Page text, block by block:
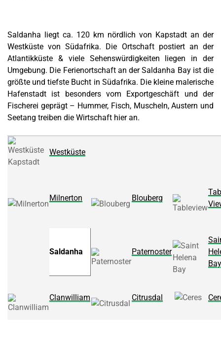
Saldanha liegt ca. 120 km nördlich von Kapstadt an der
Westküste von Südafrika. Die Ortschaft postiert an der
Atlantikküste & viele Sehenswürdigkeiten liegen in der
Umgebung. Die Ferienortschaft an der Saldanha Bay ist die
größte und tiefste Bucht in Südafrika. Die kleine malerische
Hafenstadt ist besonders vom Exportgeschäft und der
Fischerei geprägt – Hummer, Fisch, Muscheln, Austern und
Seetang treiben die Wirtschaft hier an.
Westküste
Milnerton Blouberg
Saldanha Paternoster
Bay
Clanwilliam Citrusdal